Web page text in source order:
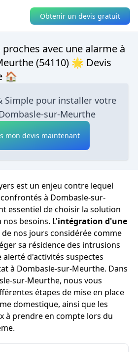
Obtenir un devis gratuit
avec une alarme à
(54110) 🌟 Devis
🏠
Simple pour installer votre
sur-Meurthe
mon devis maintenant
est un enjeu contre lequel
à Dombasle-sur-
essentiel de choisir la solution
besoins. L'intégration d'une
de nos jours considérée comme
sa résidence des intrusions
d'activités suspectes
à Dombasle-sur-Meurthe. Dans
sur-Meurthe, nous vous
étapes de mise en place
domestique, ainsi que les
à prendre en compte lors du